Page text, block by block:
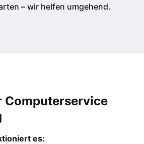
– wir helfen umgehend.
Computerservice
es: